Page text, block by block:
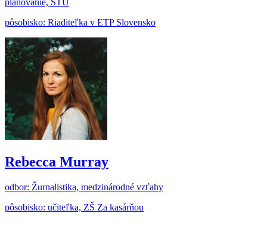
plánovanie, STU
pôsobisko: Riaditeľka v ETP Slovensko
Rebecca Murray
odbor: Žurnalistika, medzinárodné vzťahy
pôsobisko: učiteľka, ZŠ Za kasárňou